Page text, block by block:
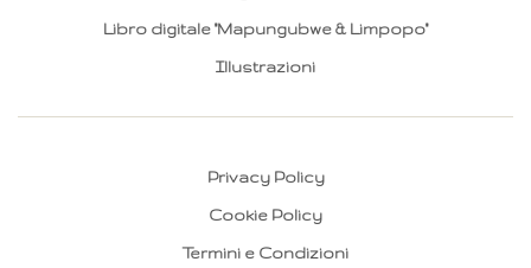
Libro digitale "Mapungubwe & Limpopo"
Illustrazioni
Privacy Policy
Cookie Policy
Termini e Condizioni